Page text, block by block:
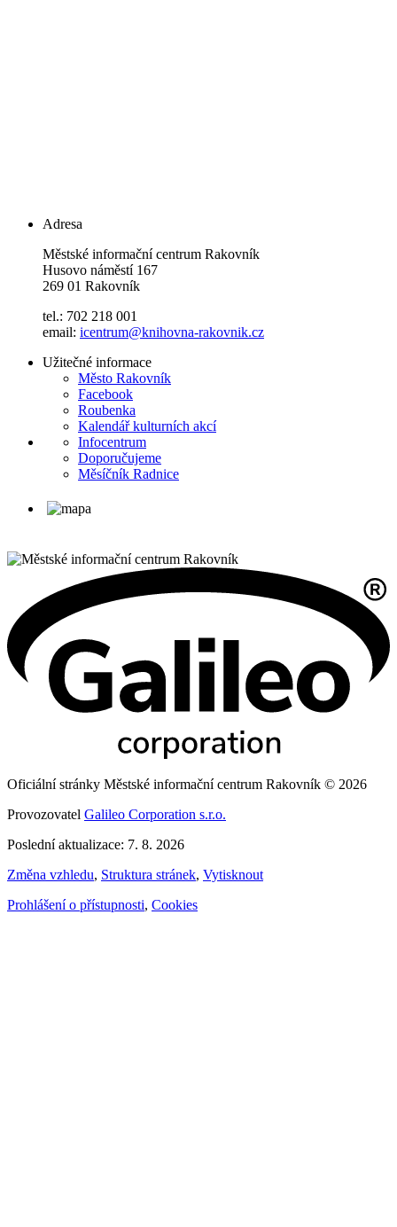
Adresa
Městské informační centrum Rakovník
Husovo náměstí 167
269 01 Rakovník
tel.: 702 218 001
email: icentrum@knihovna-rakovnik.cz
Užitečné informace
Město Rakovník
Facebook
Roubenka
Kalendář kulturních akcí
Infocentrum
Doporučujeme
Měsíčník Radnice
Oficiální stránky Městské informační centrum Rakovník © 2026
Provozovatel Galileo Corporation s.r.o.
Poslední aktualizace: 7. 8. 2026
Změna vzhledu, Struktura stránek, Vytisknout
Prohlášení o přístupnosti, Cookies